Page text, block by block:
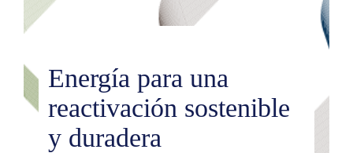
Energía para una
reactivación sostenible
y duradera